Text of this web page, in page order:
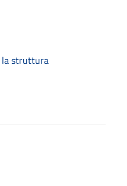
la struttura